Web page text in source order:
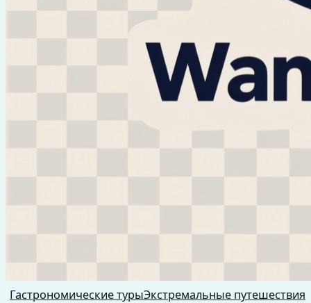
Гастрономические турыЭкстремальные путешествия